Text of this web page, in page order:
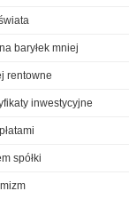
baryłek mniej
rentowne
inwestycyjne
spółki